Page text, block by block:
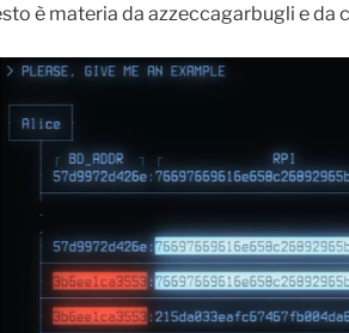
è materia da azzeccagarbugli e da